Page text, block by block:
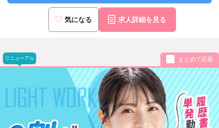
気になる 求人詳細を見る
リニューアル まとめて応募